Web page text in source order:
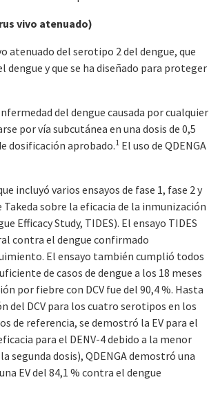
vivo atenuado)
atenuado del serotipo 2 del dengue, que
y que se ha diseñado para proteger
del dengue causada por cualquier
por vía subcutánea en una dosis de 0,5
dosificación aprobado.1 El uso de QDENGA
incluyó varios ensayos de fase 1, fase 2 y
sobre la eficacia de la inmunización
Study, TIDES). El ensayo TIDES
contra el dengue confirmado
El ensayo también cumplió todos
de casos de dengue a los 18 meses
por fiebre con DCV fue del 90,4 %. Hasta
del DCV para los cuatro serotipos en los
de referencia, se demostró la EV para el
para el DENV-4 debido a la menor
segunda dosis), QDENGA demostró una
EV del 84,1 % contra el dengue